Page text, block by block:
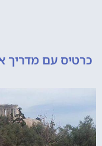
עם מדריך אודיו